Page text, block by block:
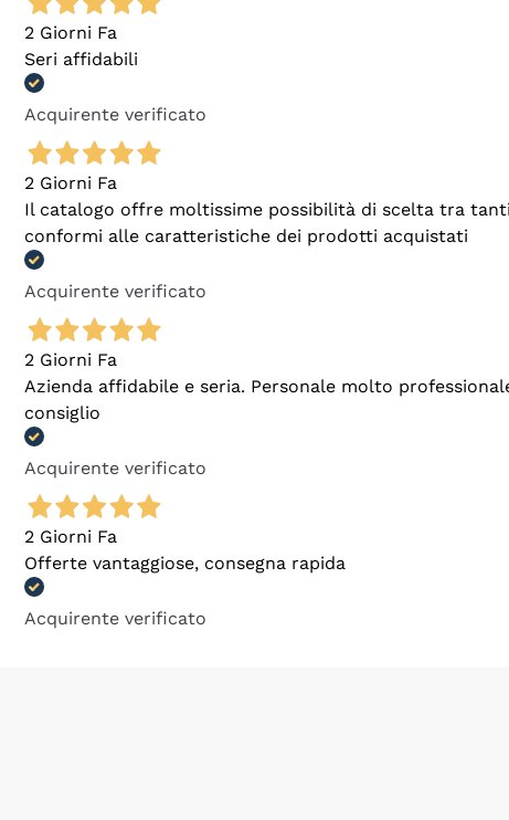
2 Giorni Fa
Seri affidabili
Acquirente verificato
2 Giorni Fa
Il catalogo offre moltissime possibilità di scelta tra
conformi alle caratteristiche dei prodotti acquistati
Acquirente verificato
2 Giorni Fa
Azienda affidabile e seria. Personale molto
consiglio
Acquirente verificato
2 Giorni Fa
Offerte vantaggiose, consegna rapida
Acquirente verificato